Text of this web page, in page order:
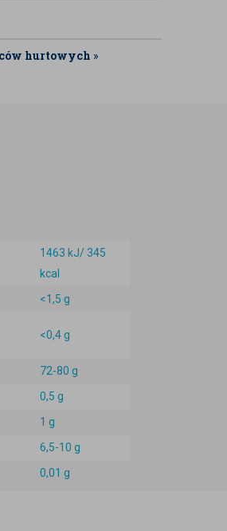
hurtowych »
1463 kJ/ 345
kcal
<1,5 g
<0,4 g
72-80 g
0,5 g
1 g
6,5-10 g
0,01 g